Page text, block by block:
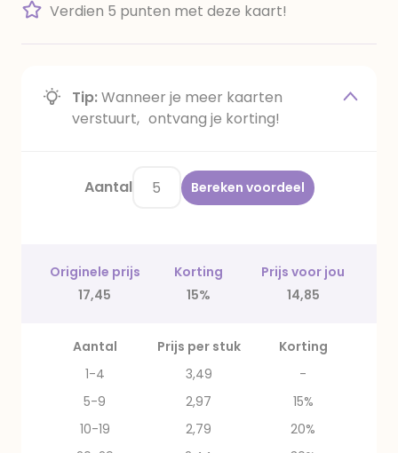
Verdien 5 punten met deze kaart!
Tip:Wanneer je meer kaarten
verstuurt, ontvang je korting!
Aantal Bereken voordeel
Originele prijs Korting
Prijs voor jou
17,45
15% 14,85
Aantal Prijs per stuk
Korting
1-4
3,49
-
5-9
2,97
15%
10-19
2,79
20%